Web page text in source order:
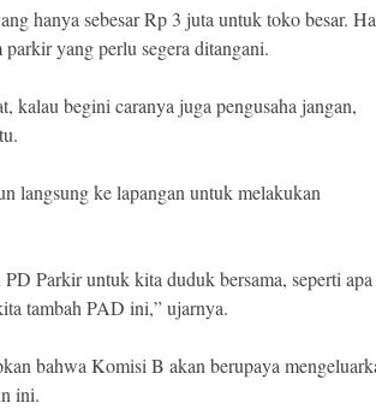
hanya sebesar Rp 3 juta untuk toko besar.
yang perlu segera ditangani.
kalau begini caranya juga pengusaha jangan,
langsung ke lapangan untuk melakukan
Parkir untuk kita duduk bersama, seperti apa
tambah PAD ini,” ujarnya.
bahwa Komisi B akan berupaya
ini.